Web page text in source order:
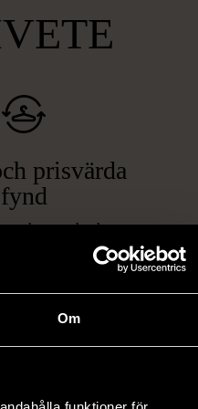
Om
prisvärda
fynd
ett brett utbud av
kläder och möbler
elektronik i våra
föremål som
vanliga butiker.